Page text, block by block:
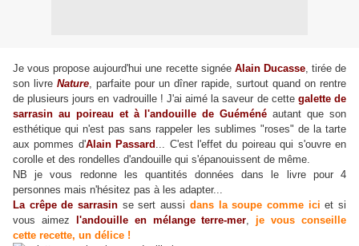
Je vous propose aujourd'hui une recette signée Alain Ducasse, tirée de
son livre Nature, parfaite pour un dîner rapide, surtout quand on rentre
de plusieurs jours en vadrouille ! J'ai aimé la saveur de cette galette de
sarrasin au poireau et à l'andouille de Guéméné autant que son
esthétique qui n'est pas sans rappeler les sublimes "roses" de la tarte
aux pommes d'Alain Passard ... C'est l'effet du poireau qui s'ouvre en
corolle et des rondelles d'andouille qui s'épanouissent de même.
NB je vous redonne les quantités données dans le livre pour 4
personnes mais n'hésitez pas à les adapter...
La crêpe de sarrasin se sert aussi dans la soupe comme ici et si
vous aimez
l'andouille en mélange terre-mer, je vous conseille
cette recette, un délice !